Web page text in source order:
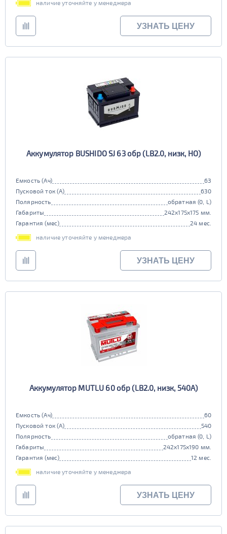
наличие уточняйте у менеджера
УЗНАТЬ ЦЕНУ
Аккумулятор BUSHIDO SJ 63 обр (LB2.0, низк, HO)
Емкость (Ач)
63
Пусковой ток (А)
630
Полярность
обратная (0, L)
Габариты
242x175x175 мм.
Гарантия (мес)
24 мес.
наличие уточняйте у менеджера
УЗНАТЬ ЦЕНУ
Аккумулятор MUTLU 60 обр (LB2.0, низк, 540А)
Емкость (Ач)
60
Пусковой ток (А)
540
Полярность
обратная (0, L)
Габариты
242x175x190 мм.
Гарантия (мес)
12 мес.
наличие уточняйте у менеджера
УЗНАТЬ ЦЕНУ